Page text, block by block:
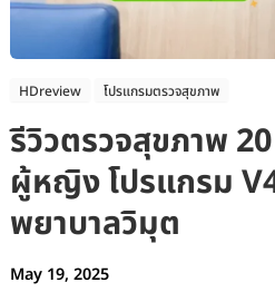
HDreview โปรแกรมตรวจสุขภาพ
รีวิวตรวจสุขภาพ
ผู้หญิง โปรแกรม
พยาบาลวิมุต
May 19, 2025